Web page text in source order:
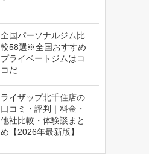
全国パーソナルジム比
較58選※全国おすすめ
プライベートジムはコ
コだ
ライザップ北千住店の
口コミ・評判｜料金・
他社比較・体験談まと
め【2026年最新版】